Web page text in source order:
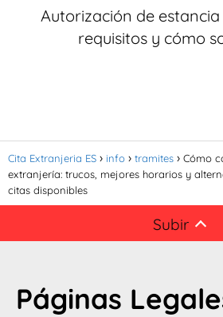
Autorización de
requisitos y cómo
Cita Extranjeria ES info tramites
Cómo
extranjería: trucos, mejores horarios y
citas disponibles
Subir
Páginas